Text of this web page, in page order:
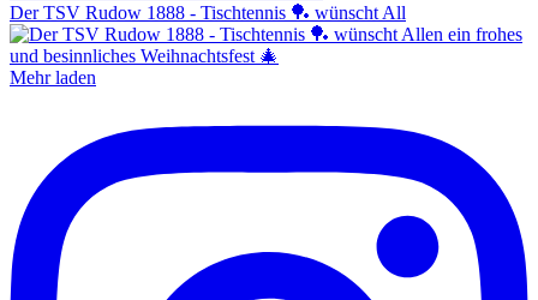
Der TSV Rudow 1888 - Tischtennis 🏓 wünscht All
Mehr laden